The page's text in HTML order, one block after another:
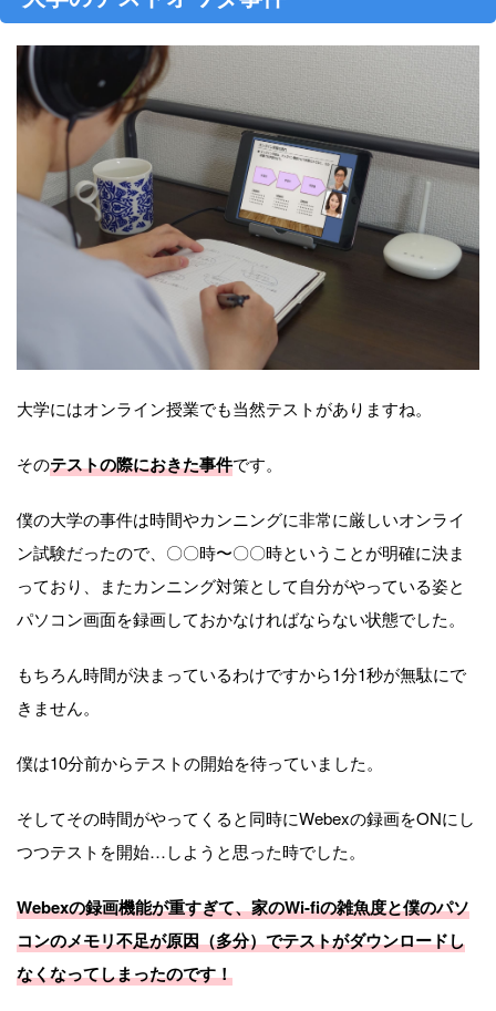
大学にはオンライン授業でも当然テストがありますね。
そのテストの際におきた事件です。
僕の大学の事件は時間やカンニングに非常に厳しいオンライ
ン試験だったので、〇〇時〜〇〇時ということが明確に決ま
っており、またカンニング対策として自分がやっている姿と
パソコン画面を録画しておかなければならない状態でした。
もちろん時間が決まっているわけですから1分1秒が無駄にで
きません。
僕は10分前からテストの開始を待っていました。
そしてその時間がやってくると同時にWebexの録画をONにし
つつテストを開始…しようと思った時でした。
Webexの録画機能が重すぎて、家のWi-fiの雑魚度と僕のパソ
コンのメモリ不足が原因（多分）でテストがダウンロードし
なくなってしまったのです！